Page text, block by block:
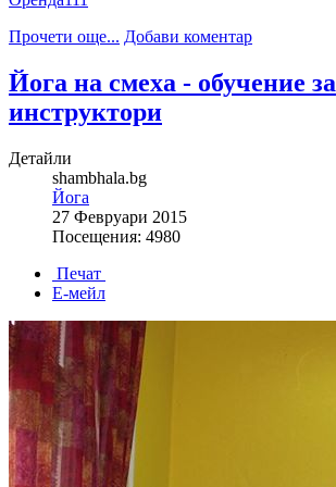
Прочети още... Добави коментар
Йога на смеха - обучение за
инструктори
Детайли
shambhala.bg
Йога
27 Февруари 2015
Посещения: 4980
Печат
Е-мейл